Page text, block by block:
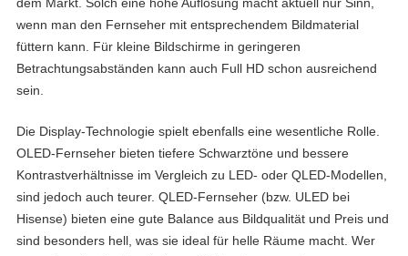
wenn man den Fernseher mit entsprechendem Bildmaterial
füttern kann. Für kleine Bildschirme in geringeren
Betrachtungsabständen kann auch Full HD schon ausreichend
sein.
Die Display-Technologie spielt ebenfalls eine wesentliche Rolle.
OLED-Fernseher bieten tiefere Schwarztöne und bessere
Kontrastverhältnisse im Vergleich zu LED- oder QLED-Modellen,
sind jedoch auch teurer. QLED-Fernseher (bzw. ULED bei
Hisense) bieten eine gute Balance aus Bildqualität und Preis und
sind besonders hell, was sie ideal für helle Räume macht. Wer